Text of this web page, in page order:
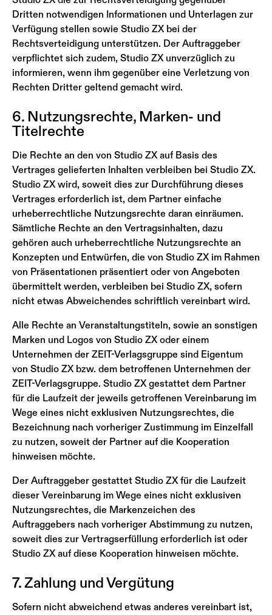
Dritten notwendigen Informationen und Unterlagen zur
Verfügung stellen sowie Studio ZX bei der
Rechtsverteidigung unterstützen. Der Auftraggeber
verpflichtet sich zudem, Studio ZX unverzüglich zu
informieren, wenn ihm gegenüber eine Verletzung von
Rechten Dritter geltend gemacht wird.
6. Nutzungsrechte, Marken- und
Titelrechte
Die Rechte an den von Studio ZX auf Basis des
Vertrages gelieferten Inhalten verbleiben bei Studio ZX.
Studio ZX wird, soweit dies zur Durchführung dieses
Vertrages erforderlich ist, dem Partner einfache
urheberrechtliche Nutzungsrechte daran einräumen.
Sämtliche Rechte an den Vertragsinhalten, dazu
gehören auch urheberrechtliche Nutzungsrechte an
Konzepten und Entwürfen, die von Studio ZX im Rahmen
von Präsentationen präsentiert oder von Angeboten
übermittelt werden, verbleiben bei Studio ZX, sofern
nicht etwas Abweichendes schriftlich vereinbart wird.
Alle Rechte an Veranstaltungstiteln, sowie an sonstigen
Marken und Logos von Studio ZX oder einem
Unternehmen der ZEIT-Verlagsgruppe sind Eigentum
von Studio ZX bzw. dem betroffenen Unternehmen der
ZEIT-Verlagsgruppe. Studio ZX gestattet dem Partner
für die Laufzeit der jeweils getroffenen Vereinbarung im
Wege eines nicht exklusiven Nutzungsrechtes, die
Bezeichnung nach vorheriger Zustimmung im Einzelfall
zu nutzen, soweit der Partner auf die Kooperation
hinweisen möchte.
Der Auftraggeber gestattet Studio ZX für die Laufzeit
dieser Vereinbarung im Wege eines nicht exklusiven
Nutzungsrechtes, die Markenzeichen des
Auftraggebers nach vorheriger Abstimmung zu nutzen,
soweit dies zur Vertragserfüllung erforderlich ist oder
Studio ZX auf diese Kooperation hinweisen möchte.
7. Zahlung und Vergütung
Sofern nicht abweichend etwas anderes vereinbart ist,